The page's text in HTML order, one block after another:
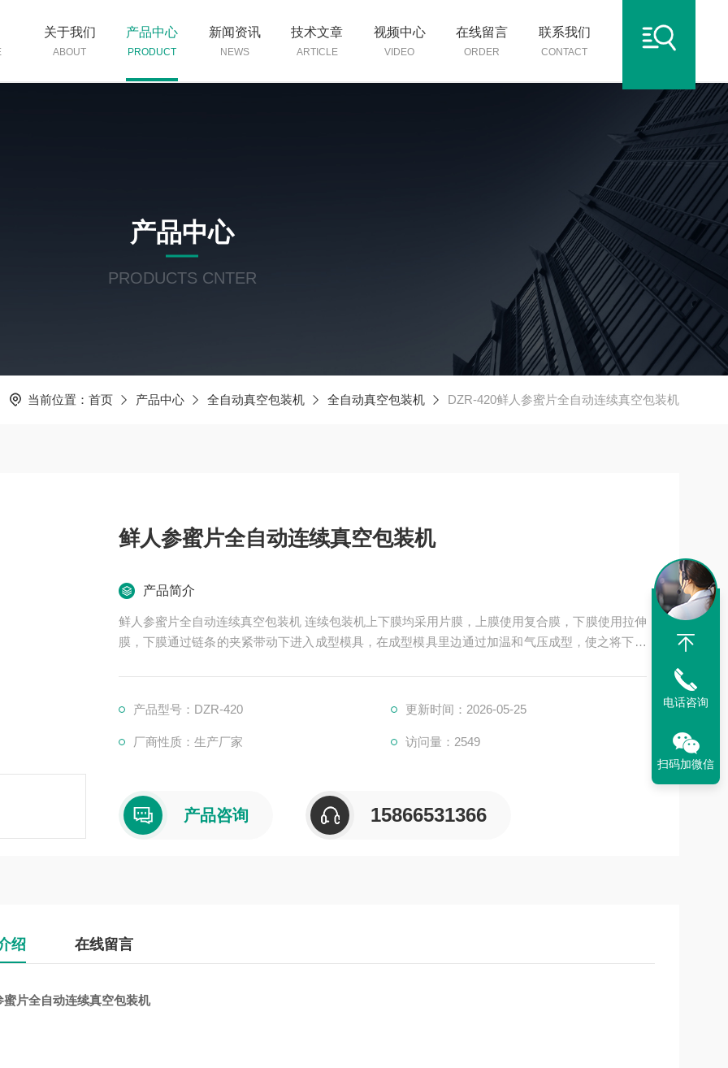
关于我们
ABOUT
产品中心
PRODUCT
新闻资讯
NEWS
技术文章
ARTICLE
视频中心
VIDEO
在线留言
ORDER
联系我们
CONTACT
产品中心
PRODUCTS CNTER
当前位置： 首页 产品中心 全自动真空包装机 全自动真空包装机 DZR-420鲜人参蜜片全自动连续真空包装机
鲜人参蜜片全自动连续真空包装机
产品简介
鲜人参蜜片全自动连续真空包装机 连续包装机上下膜均采用片膜，上膜使用复合膜，下膜使用拉伸
膜，下膜通过链条的夹紧带动下进入成型模具，在成型模具里边通过加温和气压成型，使之将下膜
产品型号：DZR-420
更新时间：2026-05-25
厂商性质：生产厂家 访问量：2549
产品咨询 15866531366
绍 在线留言
蜜片全自动连续真空包装机
电话咨询
扫码加微信